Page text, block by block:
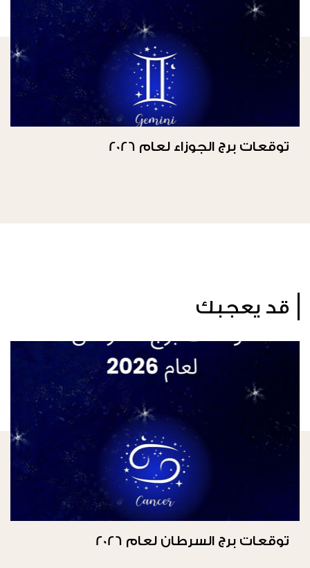
توقعات برج الجوزاء لعام 2026
قد يعجبك
توقعات برج السرطان لعام 2026